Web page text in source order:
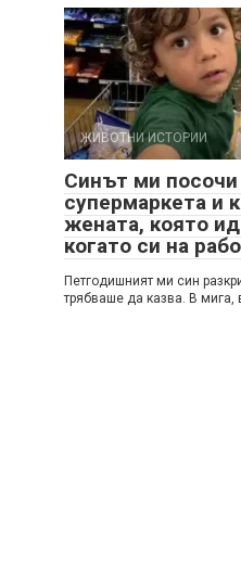
ЖИВОТНИ ИСТОРИИ
Синът ми
супермаркета и
жената, която
когато си на
Петгодишният ми син
трябваше да казва. В мига,